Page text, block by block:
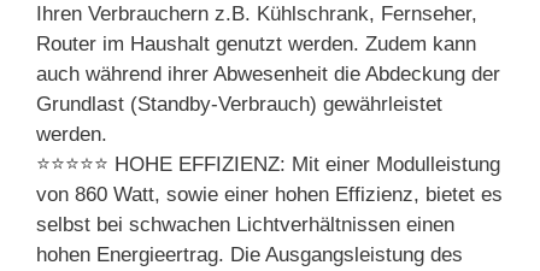
Ihren Verbrauchern z.B. Kühlschrank, Fernseher,
Router im Haushalt genutzt werden. Zudem kann
auch während ihrer Abwesenheit die Abdeckung der
Grundlast (Standby-Verbrauch) gewährleistet
werden.
⭐⭐⭐⭐⭐ HOHE EFFIZIENZ: Mit einer Modulleistung
von 860 Watt, sowie einer hohen Effizienz, bietet es
selbst bei schwachen Lichtverhältnissen einen
hohen Energieertrag. Die Ausgangsleistung des